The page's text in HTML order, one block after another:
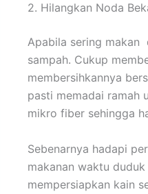
2. Hilangkan Noda
Apabila sering makan
sampah. Cukup
membersihkannya
pasti memadai ramah
mikro fiber sehingga
Sebenarnya hadapi
makanan waktu
mempersiapkan kain